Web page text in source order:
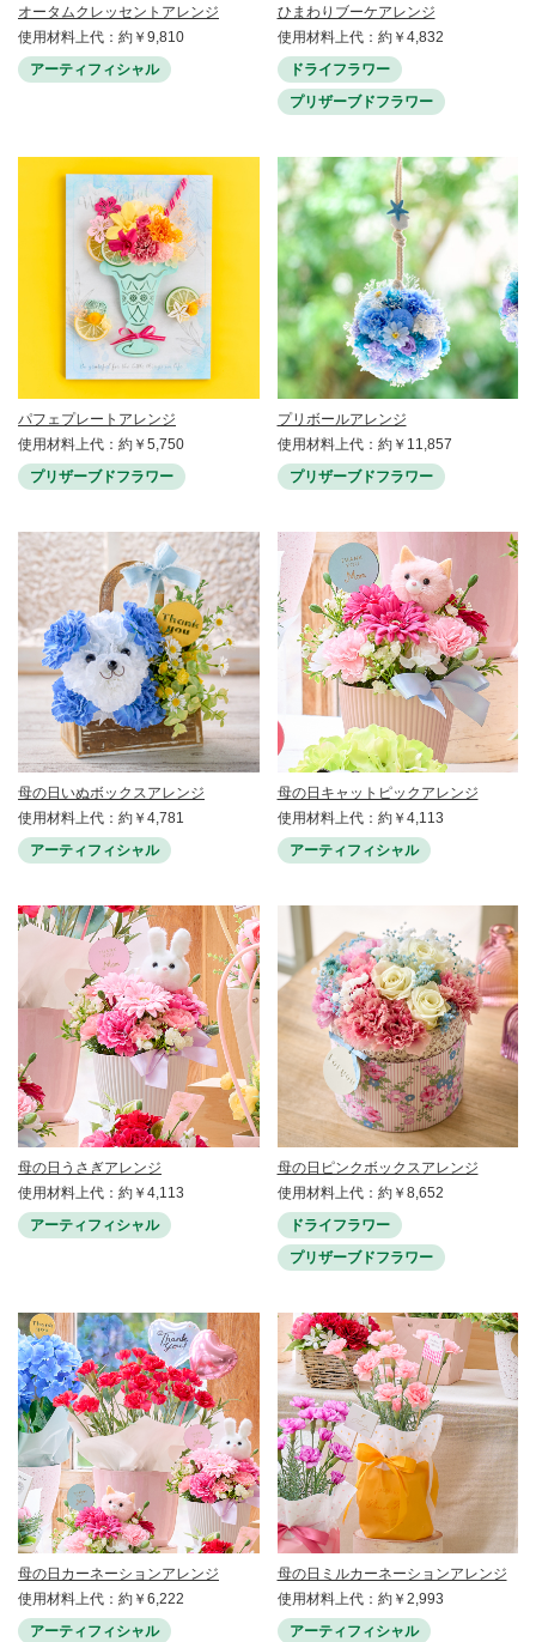
オータムクレッセントアレンジ
使用材料上代：約￥9,810
アーティフィシャル
ひまわりブーケアレンジ
使用材料上代：約￥4,832
ドライフラワー
プリザーブドフラワー
パフェプレートアレンジ
使用材料上代：約￥5,750
プリザーブドフラワー
プリボールアレンジ
使用材料上代：約￥11,857
プリザーブドフラワー
母の日いぬボックスアレンジ
使用材料上代：約￥4,781
アーティフィシャル
母の日キャットピックアレンジ
使用材料上代：約￥4,113
アーティフィシャル
母の日うさぎアレンジ
使用材料上代：約￥4,113
アーティフィシャル
母の日ピンクボックスアレンジ
使用材料上代：約￥8,652
ドライフラワー
プリザーブドフラワー
母の日カーネーションアレンジ
使用材料上代：約￥6,222
アーティフィシャル
母の日ミルカーネーションアレンジ
使用材料上代：約￥2,993
アーティフィシャル